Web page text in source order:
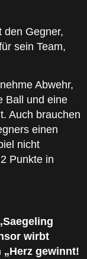
den Gegner,
sein Team,
Abwehr,
Ball und eine
Auch brauchen
einen
nicht
Punkte in
wirbt
gewinnt!